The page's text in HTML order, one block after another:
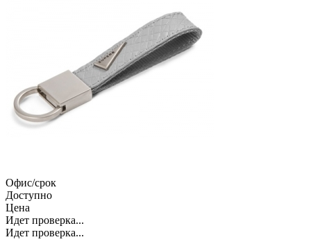
Офис/срок
Доступно
Цена
Идет проверка...
Идет проверка...